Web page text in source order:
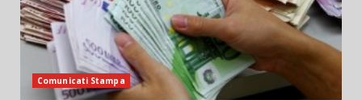
Comunicati Stampa